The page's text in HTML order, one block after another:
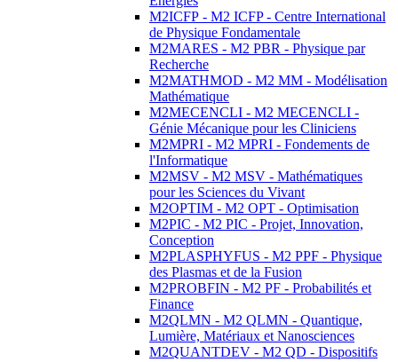
M2ICFP - M2 ICFP - Centre International
de Physique Fondamentale
M2MARES - M2 PBR - Physique par
Recherche
M2MATHMOD - M2 MM - Modélisation
Mathématique
M2MECENCLI - M2 MECENCLI -
Génie Mécanique pour les Cliniciens
M2MPRI - M2 MPRI - Fondements de
l'Informatique
M2MSV - M2 MSV - Mathématiques
pour les Sciences du Vivant
M2OPTIM - M2 OPT - Optimisation
M2PIC - M2 PIC - Projet, Innovation,
Conception
M2PLASPHYFUS - M2 PPF - Physique
des Plasmas et de la Fusion
M2PROBFIN - M2 PF - Probabilités et
Finance
M2QLMN - M2 QLMN - Quantique,
Lumière, Matériaux et Nanosciences
M2QUANTDEV - M2 QD - Dispositifs